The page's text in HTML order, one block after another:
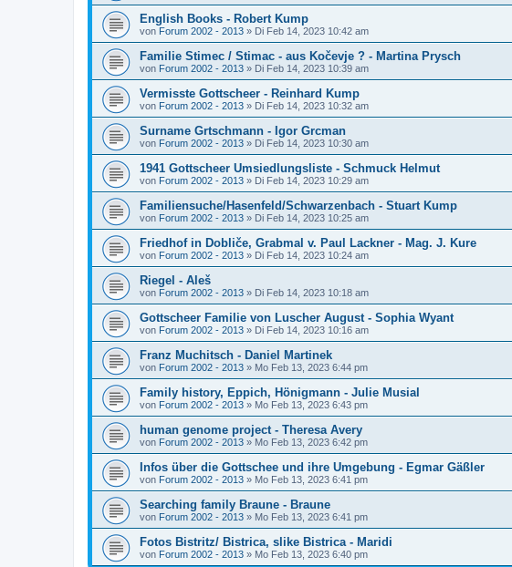
English Books - Robert Kump
von Forum 2002 - 2013 » Di Feb 14, 2023 10:42 am
Familie Stimec / Stimac - aus Kočevje ? - Martina Prysch
von Forum 2002 - 2013 » Di Feb 14, 2023 10:39 am
Vermisste Gottscheer - Reinhard Kump
von Forum 2002 - 2013 » Di Feb 14, 2023 10:32 am
Surname Grtschmann - Igor Grcman
von Forum 2002 - 2013 » Di Feb 14, 2023 10:30 am
1941 Gottscheer Umsiedlungsliste - Schmuck Helmut
von Forum 2002 - 2013 » Di Feb 14, 2023 10:29 am
Familiensuche/Hasenfeld/Schwarzenbach - Stuart Kump
von Forum 2002 - 2013 » Di Feb 14, 2023 10:25 am
Friedhof in Dobliče, Grabmal v. Paul Lackner - Mag. J. Kure
von Forum 2002 - 2013 » Di Feb 14, 2023 10:24 am
Riegel - Aleš
von Forum 2002 - 2013 » Di Feb 14, 2023 10:18 am
Gottscheer Familie von Luscher August - Sophia Wyant
von Forum 2002 - 2013 » Di Feb 14, 2023 10:16 am
Franz Muchitsch - Daniel Martinek
von Forum 2002 - 2013 » Mo Feb 13, 2023 6:44 pm
Family history, Eppich, Hönigmann - Julie Musial
von Forum 2002 - 2013 » Mo Feb 13, 2023 6:43 pm
human genome project - Theresa Avery
von Forum 2002 - 2013 » Mo Feb 13, 2023 6:42 pm
Infos über die Gottschee und ihre Umgebung - Egmar Gäßler
von Forum 2002 - 2013 » Mo Feb 13, 2023 6:41 pm
Searching family Braune - Braune
von Forum 2002 - 2013 » Mo Feb 13, 2023 6:41 pm
Fotos Bistritz/ Bistrica, slike Bistrica - Maridi
von Forum 2002 - 2013 » Mo Feb 13, 2023 6:40 pm